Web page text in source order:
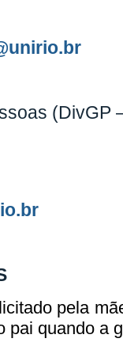
(DivGP
pela
pai quando a